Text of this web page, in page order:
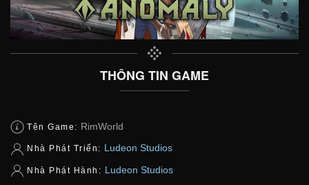
THÔNG TIN GAME
Tên Game: RimWorld
Nhà Phát Triển: Ludeon Studios
Nhà Phát Hành: Ludeon Studios